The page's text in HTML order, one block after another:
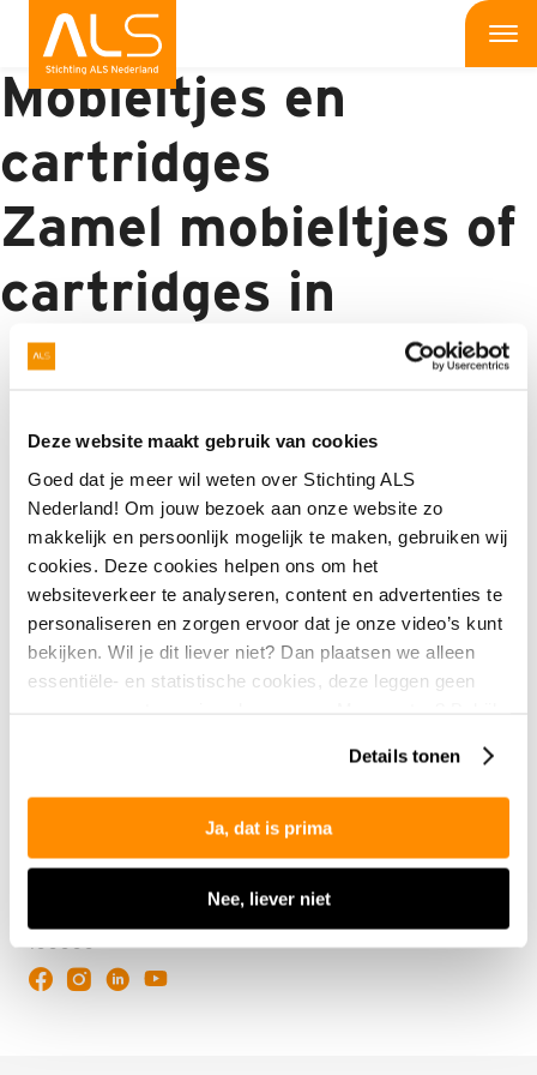
Deze website maakt gebruik van cookies
Goed dat je meer wil weten over Stichting ALS
Nederland! Om jouw bezoek aan onze website zo
makkelijk en persoonlijk mogelijk te maken, gebruiken wij
cookies. Deze cookies helpen ons om het
websiteverkeer te analyseren, content en advertenties te
personaliseren en zorgen ervoor dat je onze video’s kunt
bekijken. Wil je dit liever niet? Dan plaatsen we alleen
essentiële- en statistische cookies, deze leggen geen
Details tonen
Ja, dat is prima
Nee, liever niet
Wat is ALS
Wat kun jij doen
Bedrijven
Onderzoek
Wat doen wij
Nieuws
Interviews
Nabestaanden
Webshop
Contact
Inzamelactie:
Mobieltjes en
cartridges
Zamel mobieltjes of
cartridges in
Nieuws
Evenementen
Onderzoek
Jaarverslagen
Privacy Policy
Donateurschap wijzigen
Webshop
Actieplatform
Online collectebus
Uitvaartcollecte
Veelgestelde vragen
info@als.nl
IBAN: NL50 INGB 0000
100000